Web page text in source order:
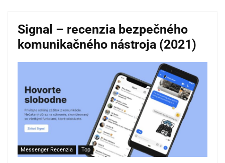
Signal – recenzia bezpečného
komunikačného nástroja (2021)
Messenger Recenzia Top